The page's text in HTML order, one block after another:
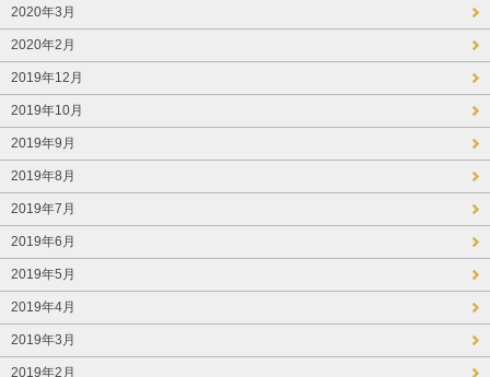
2020年3月
2020年2月
2019年12月
2019年10月
2019年9月
2019年8月
2019年7月
2019年6月
2019年5月
2019年4月
2019年3月
2019年2月